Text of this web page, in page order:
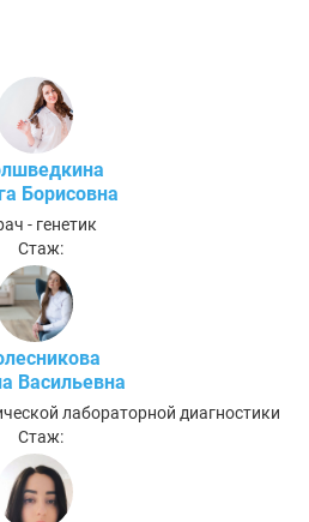
Борисовна
- генетик
Стаж:
Васильевна
лабораторной диагностики
Стаж: